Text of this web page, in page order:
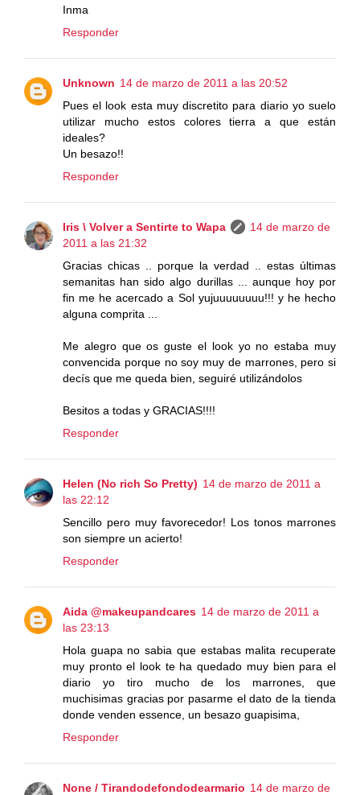
Inma
Responder
Unknown 14 de marzo de 2011 a las 20:52
Pues el look esta muy discretito para diario yo suelo
utilizar mucho estos colores tierra a que están
ideales?
Un besazo!!
Responder
Iris \ Volver a Sentirte to Wapa
14 de marzo de
2011 a las 21:32
Gracias chicas .. porque la verdad .. estas últimas
semanitas han sido algo durillas ... aunque hoy por
fin me he acercado a Sol yujuuuuuuuu!!! y he hecho
alguna comprita ...
Me alegro que os guste el look yo no estaba muy
convencida porque no soy muy de marrones, pero si
decís que me queda bien, seguiré utilizándolos
Besitos a todas y GRACIAS!!!!
Responder
Helen (No rich So Pretty) 14 de marzo de 2011 a
las 22:12
Sencillo pero muy favorecedor! Los tonos marrones
son siempre un acierto!
Responder
Aida @makeupandcares 14 de marzo de 2011 a
las 23:13
Hola guapa no sabia que estabas malita recuperate
muy pronto el look te ha quedado muy bien para el
diario yo tiro mucho de los marrones, que
muchisimas gracias por pasarme el dato de la tienda
donde venden essence, un besazo guapisima,
Responder
None / Tirandodefondodearmario 14 de marzo de